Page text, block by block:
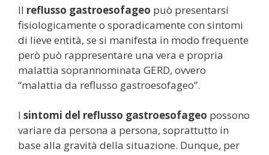
Il reflusso gastroesofageo può presentarsi
fisiologicamente o sporadicamente con sintomi
di lieve entità, se si manifesta in modo frequente
però può rappresentare una vera e propria
malattia soprannominata GERD, ovvero
“malattia da reflusso gastroesofageo”.
I sintomi del reflusso gastroesofageo possono
variare da persona a persona, soprattutto in
base alla gravità della situazione. Dunque, per